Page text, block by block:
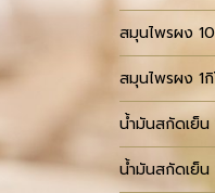
สมุนไพรผง
สมุนไพรผง 1
น้ำมันสกัดเย็น
น้ำมันสกัดเย็น